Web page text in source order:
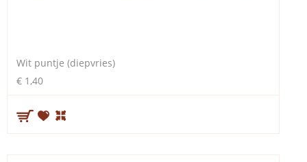
Wit puntje (diepvries)
€ 1,40